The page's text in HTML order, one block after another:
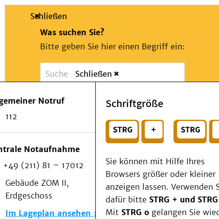
Suche
Schließen
Was suchen Sie?
Bitte geben Sie hier einen Begriff ein:
Suchen
Wählen Sie ein Thema für Ihren
Notfall
Schließen
Notruf
112
Notaufnahme
+49 (211) 81 – 17012
Gebäude ZOM II,
Erdgeschoss
Im Lageplan ansehen
Schriftgröße
Sie können mit Hilfe Ihres
Browsers größer oder kleiner
anzeigen lassen. Verwenden
dafür bitte STRG + und
Mit STRG o gelangen Sie
Patienten & Besucher
Als Patient am UKD
Beratung und Unterstützung
Veranstaltungen
Kommunikation im Medizinwesen (KIM)
Notfall
Forschung & Lehre
Medizinische Fakultät